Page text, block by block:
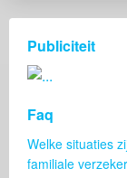
Publiciteit
Faq
Welke situaties
familiale